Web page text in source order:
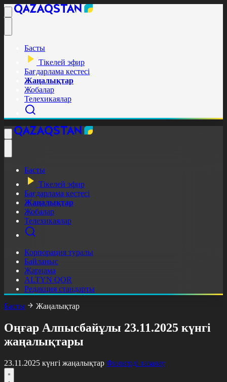
Басты
Тікелей эфир
Бағдарлама кестесі
Жаңалықтар
Жобалар
Телехикаялар
Басты
Тікелей эфир
Бағдарлама кестесі
Жаңалықтар
Жобалар
Телехикаялар
Корпорация туралы
Байланыс
Жарнама
ALTYN QOR
Редакция стандарты
Басты
Жаңалықтар
Оңғар Алпысбайұлы 23.11.2025 күнгі
жаңалықтары
23.11.2025 күнгі жаңалықтар Фильтрді тазалау